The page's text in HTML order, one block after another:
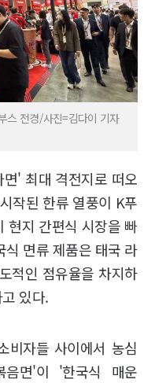
스 전경/사진=김다이 기자
' 최대 격전지로 떠오
작된 한류 열풍이 K푸
현지 간편식 시장을 빠
식 면류 제품은 태국 라
적인 점유율을 차지하
있다.
비자들 사이에서 농심
음면'이 '한국식 매운